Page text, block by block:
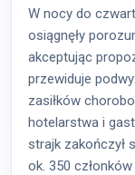
W nocy do
osiągnęły
akceptując
przewiduje
zasiłków
hotelarstwa i
strajk zakończył
ok. 350